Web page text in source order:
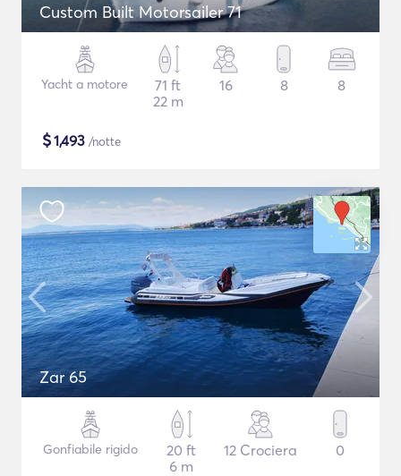
Custom Built Motorsailer 71
Yacht a motore
71 ft
22 m
16 8 8
$1,493 /notte
Zar 65
Gonfiabile rigido
20 ft
6 m
12 Crociera 0